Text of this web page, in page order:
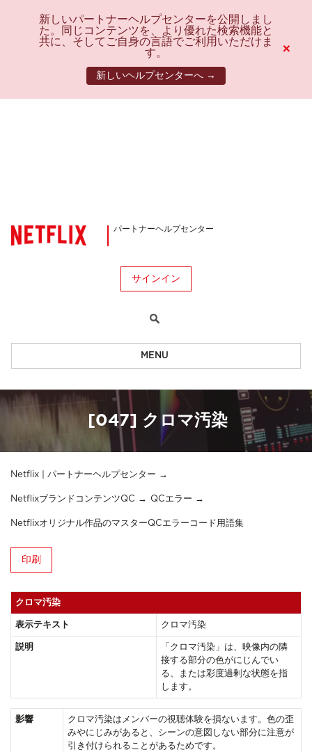
新しいパートナーヘルプセンターを公開しまし
た。同じコンテンツを、より優れた検索機能と
共に、そしてご自身の言語でご利用いただけま
す。
新しいヘルプセンターへ →
×
パートナーヘルプセンター
サインイン
MENU
[047] クロマ汚染
Netflix | パートナーヘルプセンター
NetflixブランドコンテンツQC QCエラー
Netflixオリジナル作品のマスターQCエラーコード用語集
印刷
クロマ汚染
表示テキスト クロマ汚染
説明
「クロマ汚染」は、映像内の隣
接する部分の色がにじんでい
る、または彩度過剰な状態を指
します。
影響
クロマ汚染はメンバーの視聴体験を損ないます。色の歪
みやにじみがあると、シーンの意図しない部分に注意が
引き付けられることがあるためです。